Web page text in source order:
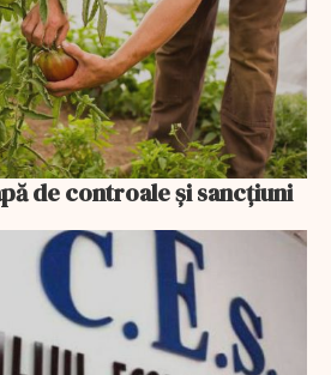
de controale și sancțiuni